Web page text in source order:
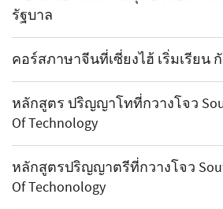
รัฐบาล
คอร์สภาษาจีนที่เซี่ยงไฮ้ เริ่มเรียน
หลักสูตร ปริญญาโทที่กวางโจว
Of Technology
หลักสูตรปริญญาตรีที่กวางโจว
Of Techonology